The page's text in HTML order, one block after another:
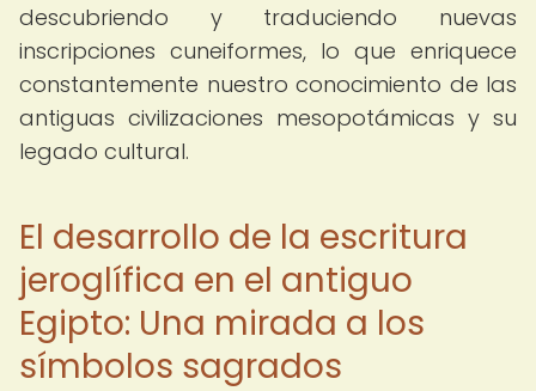
descubriendo y traduciendo nuevas
inscripciones cuneiformes, lo que enriquece
constantemente nuestro conocimiento de las
antiguas civilizaciones mesopotámicas y su
legado cultural.
El desarrollo de la escritura
jeroglífica en el antiguo
Egipto: Una mirada a los
símbolos sagrados